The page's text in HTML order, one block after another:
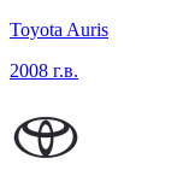
Toyota Auris
2008 г.в.